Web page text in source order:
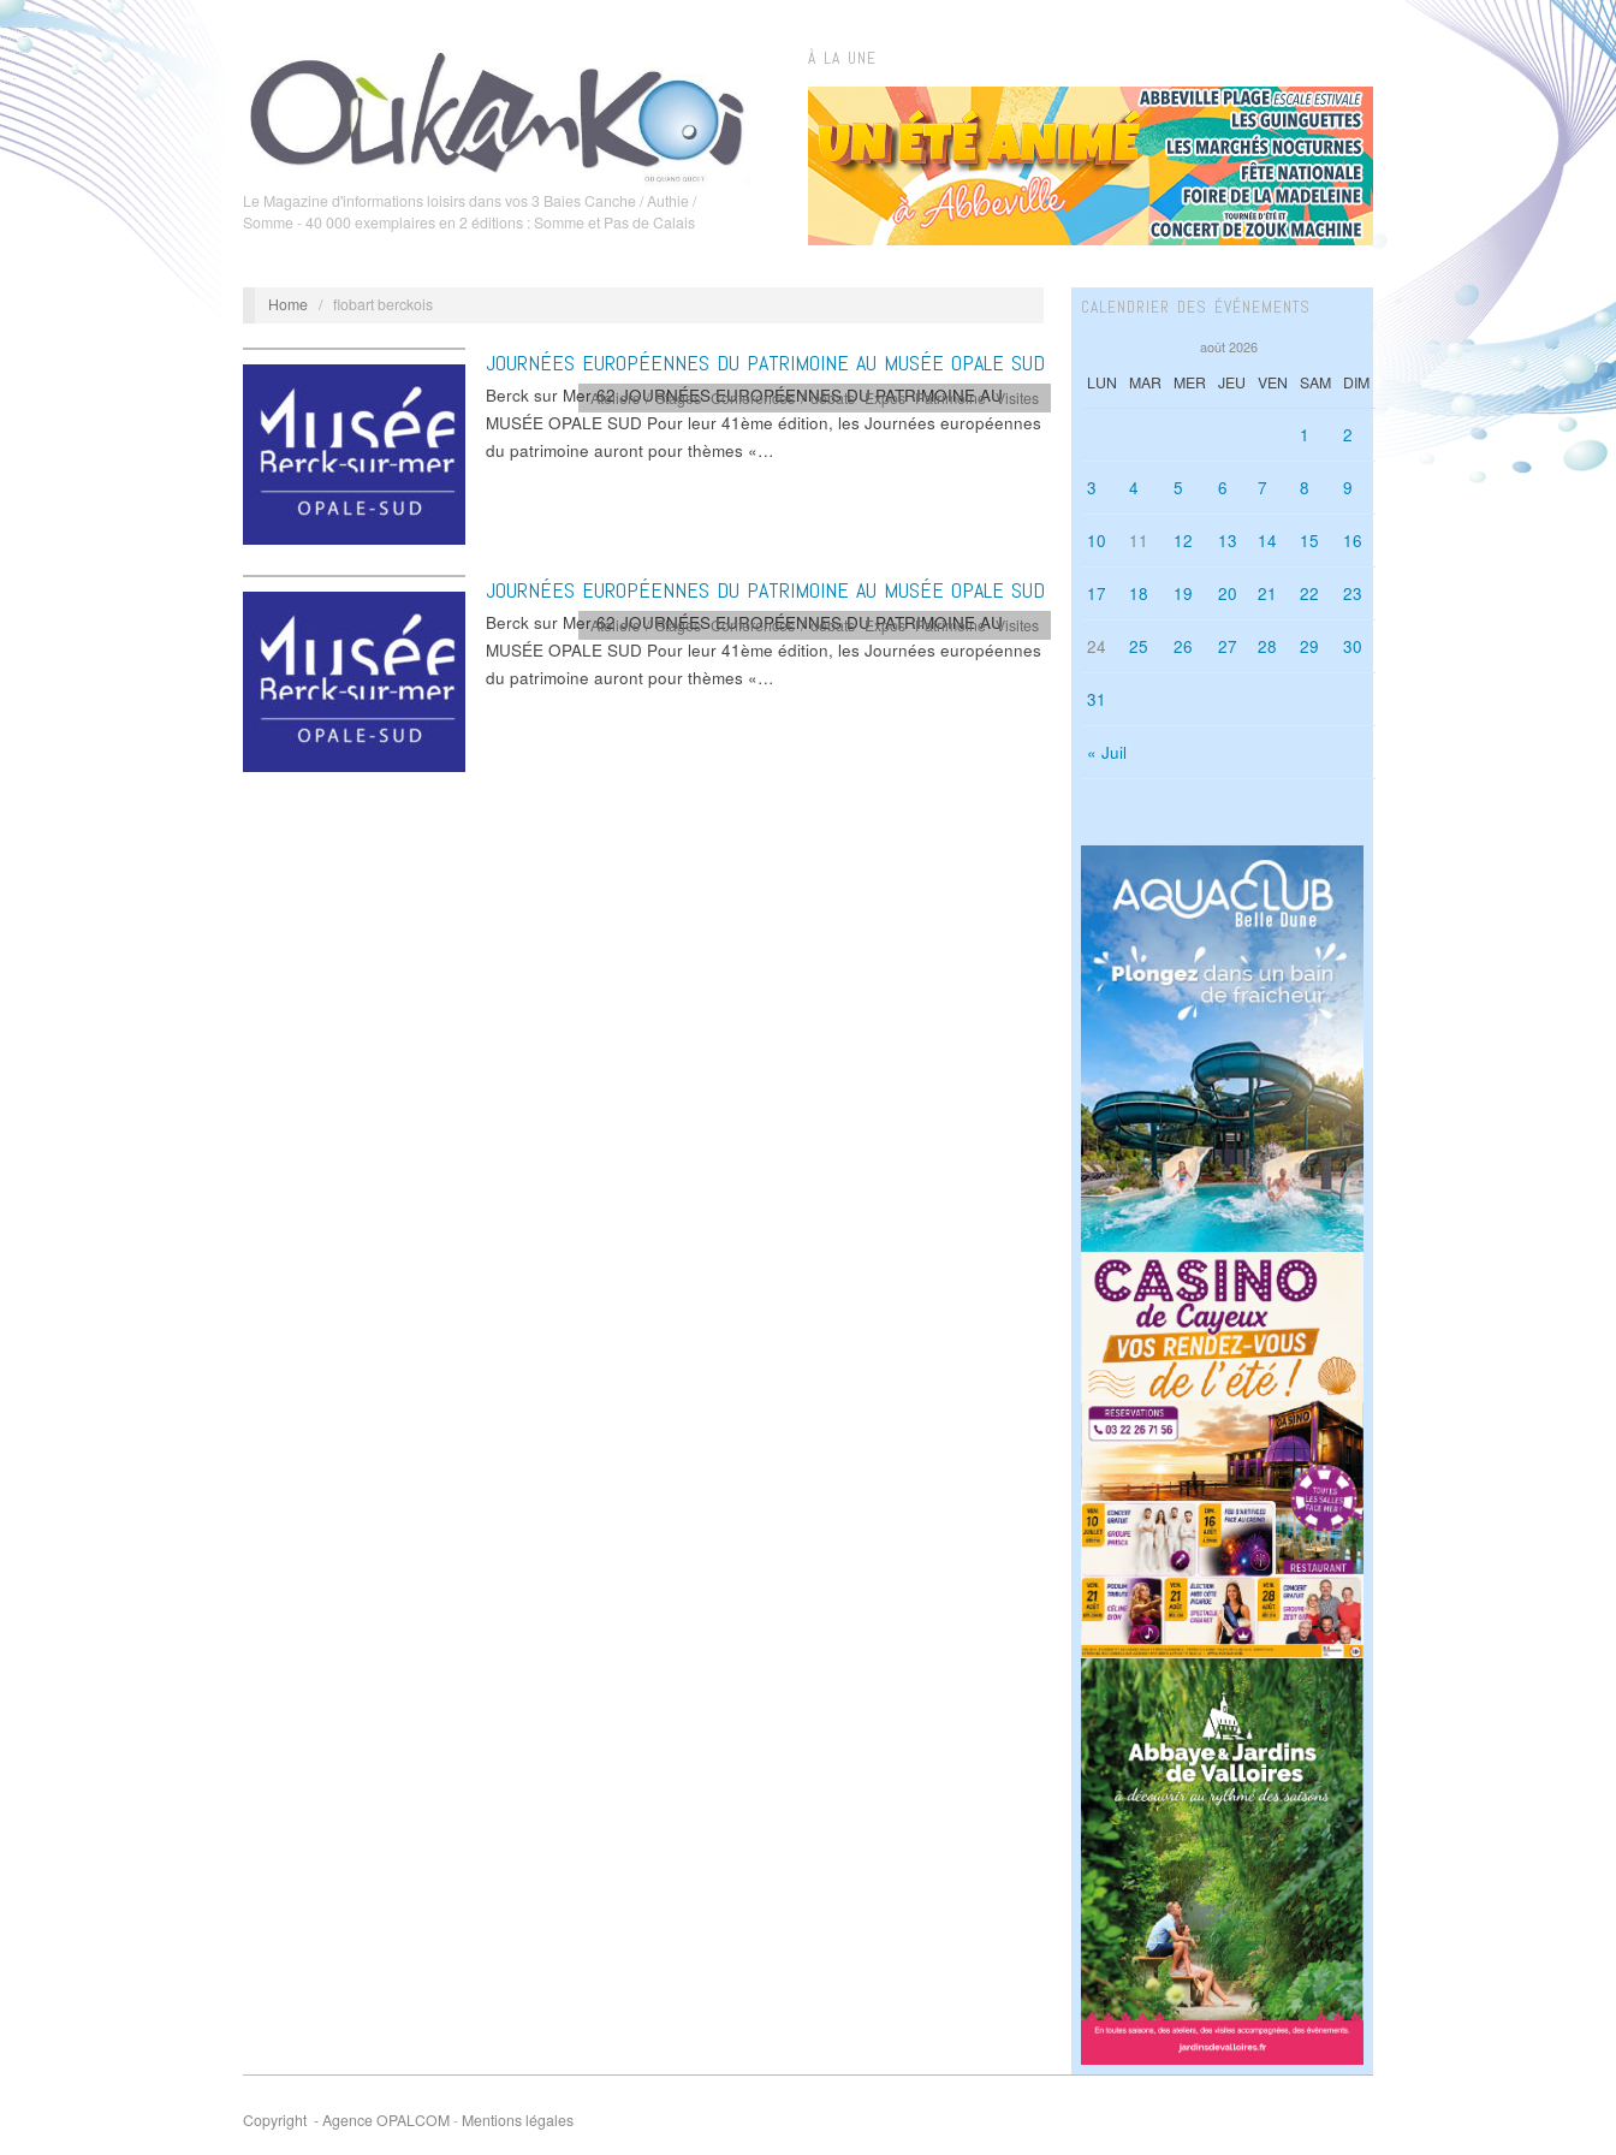
Le Magazine d'informations loisirs dans vos 3 Baies Canche / Authie /
Somme - 40 000 exemplaires en 2 éditions : Somme et Pas de Calais
À LA UNE
Home / flobart berckois
JOURNÉES EUROPÉENNES DU PATRIMOINE AU MUSÉE OPALE SUD
Ateliers / Stages,Conférences / débats,Expos,Patrimoine,Visites
Berck sur Mer 62 JOURNÉES EUROPÉENNES DU PATRIMOINE AU
MUSÉE OPALE SUD Pour leur 41ème édition, les Journées européennes
du patrimoine auront pour thèmes «…
JOURNÉES EUROPÉENNES DU PATRIMOINE AU MUSÉE OPALE SUD
Ateliers / Stages,Conférences / débats,Expos,Patrimoine,Visites
Berck sur Mer 62 JOURNÉES EUROPÉENNES DU PATRIMOINE AU
MUSÉE OPALE SUD Pour leur 41ème édition, les Journées européennes
du patrimoine auront pour thèmes «…
CALENDRIER DES ÉVÉNEMENTS
août 2026
LUN MAR MER JEU VEN SAM DIM
« Juil
1 2
3 4 5 6 7 8 9
10 11 12 13 14 15 16
17 18 19 20 21 22 23
24 25 26 27 28 29 30
31
Copyright - Agence OPALCOM- Mentions légales